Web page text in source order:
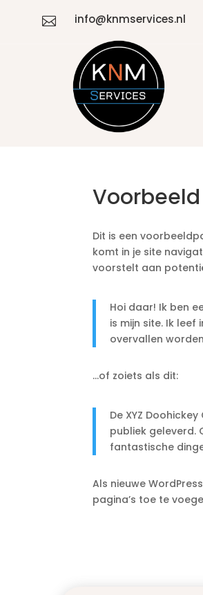
 info@knmservices.nl
Dit is een
komt in je site
voorstelt aan
Hoi daar! Ik ben
is mijn site. Ik leef
overvallen
…of zoiets als dit:
De XYZ
publiek geleverd.
fantastische
Als nieuwe
pagina’s toe te